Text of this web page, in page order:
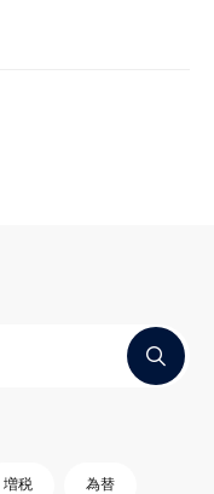
増税 為替